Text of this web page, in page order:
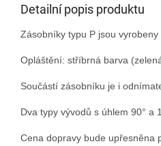
Detailní popis produktu
Zásobníky typu P jsou vyrobeny
Opláštění: stříbrná barva
Součástí zásobníku je i
Dva typy vývodů s úhlem 90° a
Cena dopravy bude upřesněna